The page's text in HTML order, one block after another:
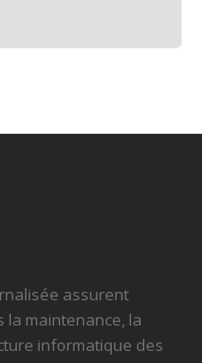
assurent
maintenance, la
informatique des